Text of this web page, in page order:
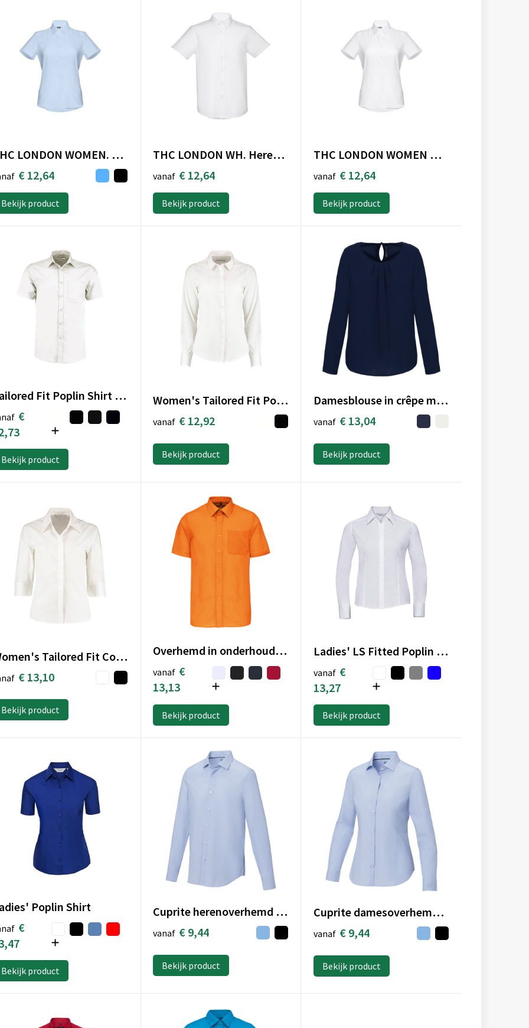
THC LONDON WOMEN. Oxford-overhemd met korte mouwen voor dames
€ 12,64
Bekijk product
THC LONDON WH. Herenhemd met korte mouwen. Witte kleur
vanaf € 12,64
Bekijk product
THC LONDON WOMEN WH. Oxford overhemd met korte mouwen voor dames. Witte kleur
vanaf € 12,64
Bekijk product
Tailored Fit Poplin Shirt SSL
€
Bekijk product
Women's Tailored Fit Poplin Shirt
vanaf € 12,92
Bekijk product
Damesblouse in crêpe met lange mouwen
vanaf € 13,04
Bekijk product
Women's Tailored Fit Continental Blouse 3/4 Sleeve
€ 13,10
Bekijk product
Overhemd in onderhoudsvriendelijk polykatoen-popeline korte mouwen heren
vanaf €
13,13
Bekijk product
Ladies' LS Fitted Poplin Shirt
vanaf €
13,27
Bekijk product
Poplin Shirt
€
Bekijk product
Cuprite herenoverhemd met lange mouwen, biologisch
vanaf € 9,44
Bekijk product
Cuprite damesoverhemd met lange mouwen, biologisch
vanaf € 9,44
Bekijk product